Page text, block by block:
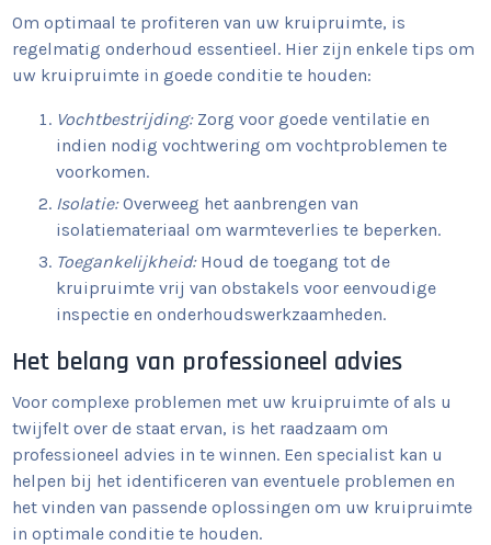
Om optimaal te profiteren van uw kruipruimte, is
regelmatig onderhoud essentieel. Hier zijn enkele tips om
uw kruipruimte in goede conditie te houden:
Vochtbestrijding:Zorg voor goede ventilatie en
indien nodig vochtwering om vochtproblemen te
voorkomen.
Isolatie:Overweeg het aanbrengen van
isolatiemateriaal om warmteverlies te beperken.
Toegankelijkheid:Houd de toegang tot de
kruipruimte vrij van obstakels voor eenvoudige
inspectie en onderhoudswerkzaamheden.
Het belang van professioneel advies
Voor complexe problemen met uw kruipruimte of als u
twijfelt over de staat ervan, is het raadzaam om
professioneel advies in te winnen. Een specialist kan u
helpen bij het identificeren van eventuele problemen en
het vinden van passende oplossingen om uw kruipruimte
in optimale conditie te houden.